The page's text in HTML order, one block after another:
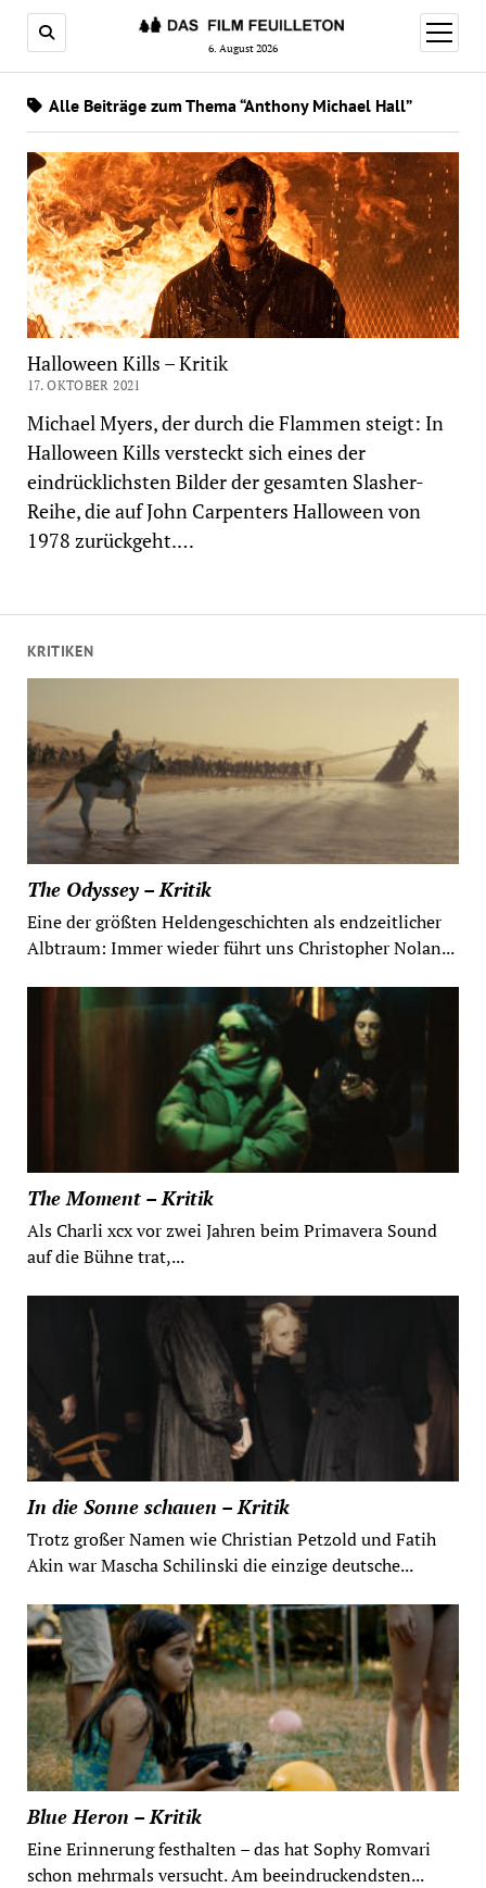
6. August 2026
Menü
öffnen
KRITIKEN
The Odyssey – Kritik
Eine der größten Heldengeschichten als endzeitlicher
Albtraum: Immer wieder führt uns Christopher Nolan...
The Moment – Kritik
Als Charli xcx vor zwei Jahren beim Primavera Sound
auf die Bühne trat,...
In die Sonne schauen – Kritik
Trotz großer Namen wie Christian Petzold und Fatih
Akin war Mascha Schilinski die einzige deutsche...
Blue Heron – Kritik
Eine Erinnerung festhalten – das hat Sophy Romvari
schon mehrmals versucht. Am beeindruckendsten...
Alle Beiträge zum Thema “Anthony Michael Hall”
Halloween Kills – Kritik
17. OKTOBER 2021
Michael Myers, der durch die Flammen steigt: In
Halloween Kills versteckt sich eines der
eindrücklichsten Bilder der gesamten Slasher-
Reihe, die auf John Carpenters Halloween von
1978 zurückgeht.…